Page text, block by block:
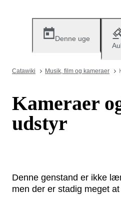
Denne uge
Catawiki Musik, film og kameraer
Kameraer
udstyr
Denne genstand er ikke
men der er stadig meget